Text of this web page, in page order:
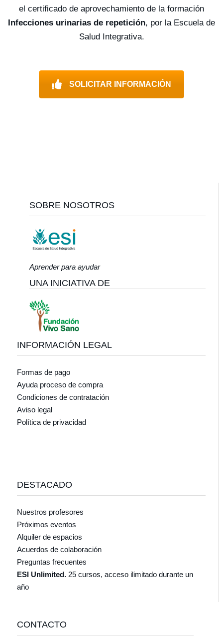
el certificado de aprovechamiento de la formación
Infecciones urinarias de repetición, por la Escuela de
Salud Integrativa.
SOLICITAR INFORMACIÓN
SOBRE NOSOTROS
Aprender para ayudar
UNA INICIATIVA DE
INFORMACIÓN LEGAL
Formas de pago
Ayuda proceso de compra
Condiciones de contratación
Aviso legal
Política de privacidad
DESTACADO
Nuestros profesores
Próximos eventos
Alquiler de espacios
Acuerdos de colaboración
Preguntas frecuentes
ESI Unlimited. 25 cursos, acceso ilimitado durante un
año
CONTACTO